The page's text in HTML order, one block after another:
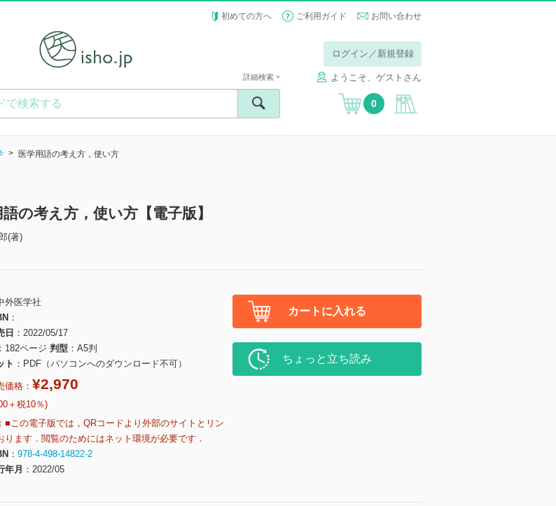
初めての方へ ご利用ガイド お問い合わせ
ログイン／新規登録
ようこそ、ゲストさん
詳細検索
0
医学用語の考え方，使い方
語の考え方，使い方【電子版】
(著)
外医学社
日
2022/05/17
182ページ 判型
A5判
ト
PDF（パソコンへのダウンロード不可）
価格： ¥2,970
＋税10％)
■この電子版では，QRコードより外部のサイトとリン
ります．閲覧のためにはネット環境が必要です．
978-4-498-14822-2
年月
2022/05
カートに入れる
ちょっと立ち読み